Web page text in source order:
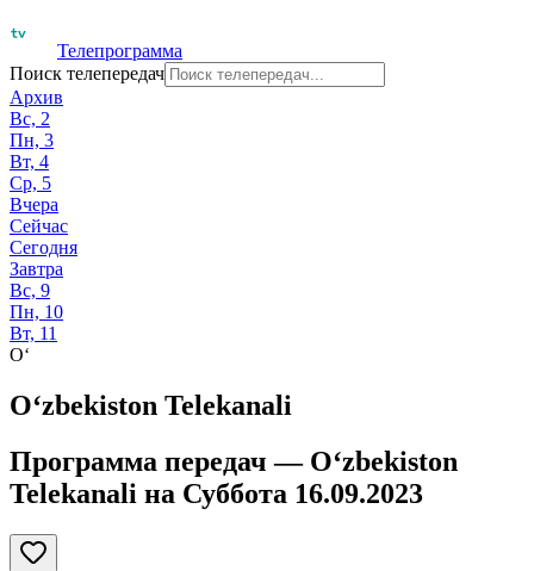
Телепрограмма
Поиск телепередач
Архив
Вс, 2
Пн, 3
Вт, 4
Ср, 5
Вчера
Сейчас
Сегодня
Завтра
Вс, 9
Пн, 10
Вт, 11
O‘
O‘zbekiston Telekanali
Программа передач — O‘zbekiston
Telekanali на Суббота 16.09.2023